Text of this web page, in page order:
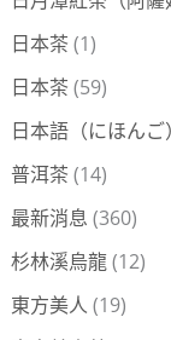
日本茶 (1)
日本茶 (59)
日本語（にほんご）
普洱茶 (14)
最新消息 (360)
杉林溪烏龍(12)
東方美人 (19)